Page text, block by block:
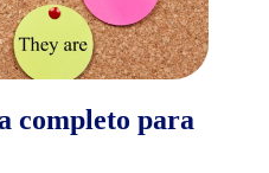
completo para